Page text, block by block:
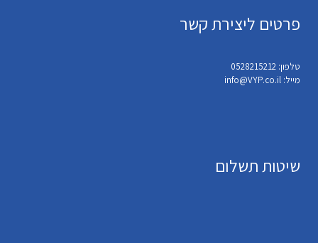
פרטים ליצירת קשר
טלפון: 0528215212
מייל: info@VYP.co.il
שיטות תשלום